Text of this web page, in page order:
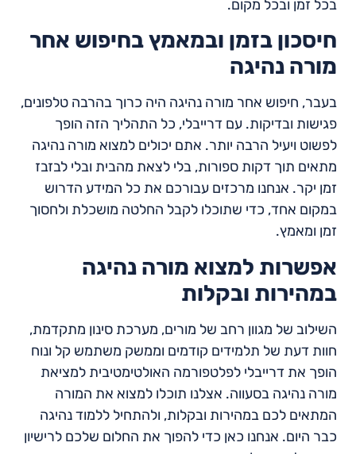
בכל זמן ובכל מקום.
חיסכון בזמן ובמאמץ בחיפוש אחר
מורה נהיגה
בעבר, חיפוש אחר מורה נהיגה היה כרוך בהרבה טלפונים,
פגישות ובדיקות. עם דרייבלי, כל התהליך הזה הופך
לפשוט ויעיל הרבה יותר. אתם יכולים למצוא מורה נהיגה
מתאים תוך דקות ספורות, בלי לצאת מהבית ובלי לבזבז
זמן יקר. אנחנו מרכזים עבורכם את כל המידע הדרוש
במקום אחד, כדי שתוכלו לקבל החלטה מושכלת ולחסוך
זמן ומאמץ.
אפשרות למצוא מורה נהיגה
במהירות ובקלות
השילוב של מגוון רחב של מורים, מערכת סינון מתקדמת,
חוות דעת של תלמידים קודמים וממשק משתמש קל ונוח
הופך את דרייבלי לפלטפורמה האולטימטיבית למציאת
מורה נהיגה בסעווה. אצלנו תוכלו למצוא את המורה
המתאים לכם במהירות ובקלות, ולהתחיל ללמוד נהיגה
כבר היום. אנחנו כאן כדי להפוך את החלום שלכם לרישיון